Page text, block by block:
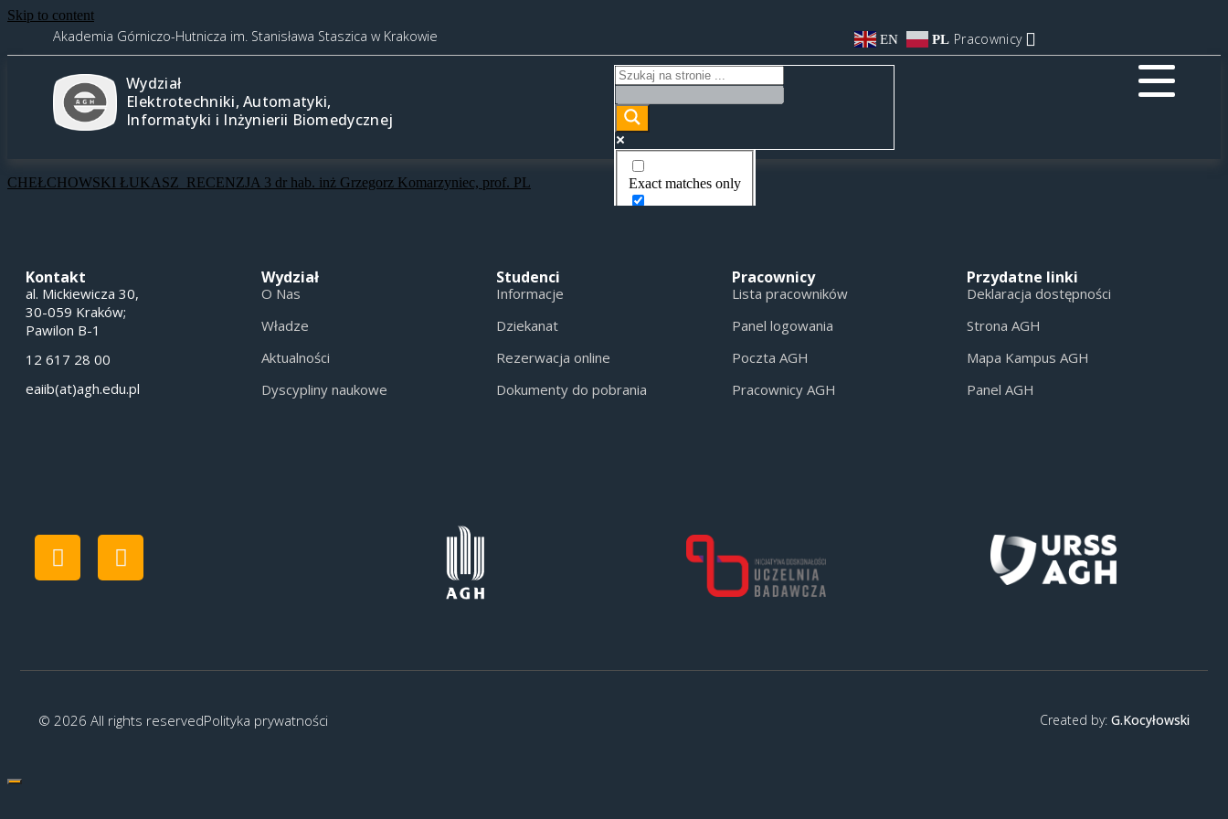
Skip to content
Akademia Górniczo-Hutnicza im. Stanisława Staszica w Krakowie EN PL Pracownicy
Wydział
Elektrotechniki, Automatyki,
Informatyki i Inżynierii Biomedycznej
Exact matches only
CHEŁCHOWSKI ŁUKASZ_RECENZJA 3 dr hab. inż Grzegorz Komarzyniec, prof. PL
Kontakt
al. Mickiewicza 30,
30-059 Kraków;
Pawilon B-1
12 617 28 00
eaiib(at)agh.edu.pl
Wydział
O Nas
Władze
Aktualności
Dyscypliny naukowe
Studenci
Informacje
Dziekanat
Rezerwacja online
Dokumenty do pobrania
Pracownicy
Lista pracowników
Panel logowania
Poczta AGH
Pracownicy AGH
Przydatne linki
Deklaracja dostępności
Strona AGH
Mapa Kampus AGH
Panel AGH
© 2026 All rights reservedPolityka prywatności Created by: G.Kocyłowski